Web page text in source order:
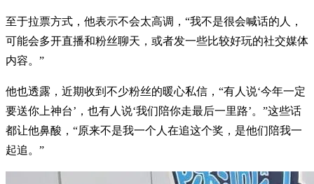
至于拉票方式，他表示不会太高调，“我不是很会喊话的人，
可能会多开直播和粉丝聊天，或者发一些比较好玩的社交媒体
内容。”
他也透露，近期收到不少粉丝的暖心私信，“有人说‘今年一定
要送你上神台’，也有人说‘我们陪你走最后一里路’。”这些话
都让他鼻酸，“原来不是我一个人在追这个奖，是他们陪我一
起追。”